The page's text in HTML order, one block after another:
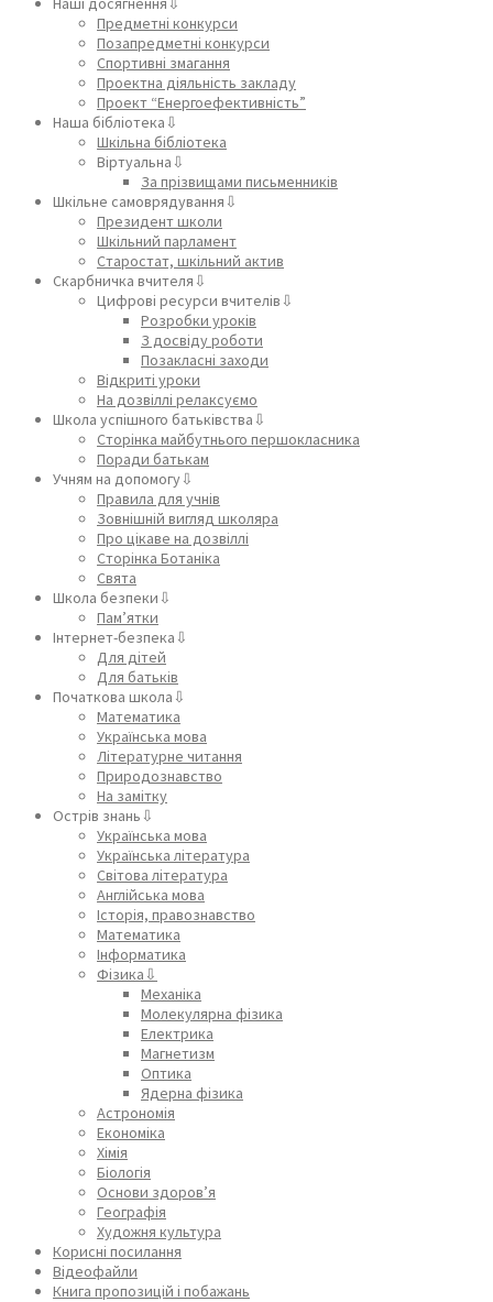
Предметні конкурси
Позапредметні конкурси
Спортивні змагання
Проектна діяльність закладу
Проект “Енергоефективність”
Наша бібліотека⇩
Шкільна бібліотека
Віртуальна⇩
За прізвищами письменників
Шкільне самоврядування⇩
Президент школи
Шкільний парламент
Старостат, шкільний актив
Скарбничка вчителя⇩
Цифрові ресурси вчителів⇩
Розробки уроків
З досвіду роботи
Позакласні заходи
Відкриті уроки
На дозвіллі релаксуємо
Школа успішного батьківства⇩
Сторінка майбутнього першокласника
Поради батькам
Учням на допомогу⇩
Правила для учнів
Зовнішній вигляд школяра
Про цікаве на дозвіллі
Сторінка Ботаніка
Свята
Школа безпеки⇩
Пам’ятки
Інтернет-безпека⇩
Для дітей
Для батьків
Початкова школа⇩
Математика
Українська мова
Літературне читання
Природознавство
На замітку
Острів знань⇩
Українська мова
Українська література
Світова література
Англійська мова
Історія, правознавство
Математика
Інформатика
Фізика⇩
Механіка
Молекулярна фізика
Електрика
Магнетизм
Оптика
Ядерна фізика
Астрономія
Економіка
Хімія
Біологія
Основи здоров’я
Географія
Художня культура
Корисні посилання
Відеофайли
Книга пропозицій і побажань